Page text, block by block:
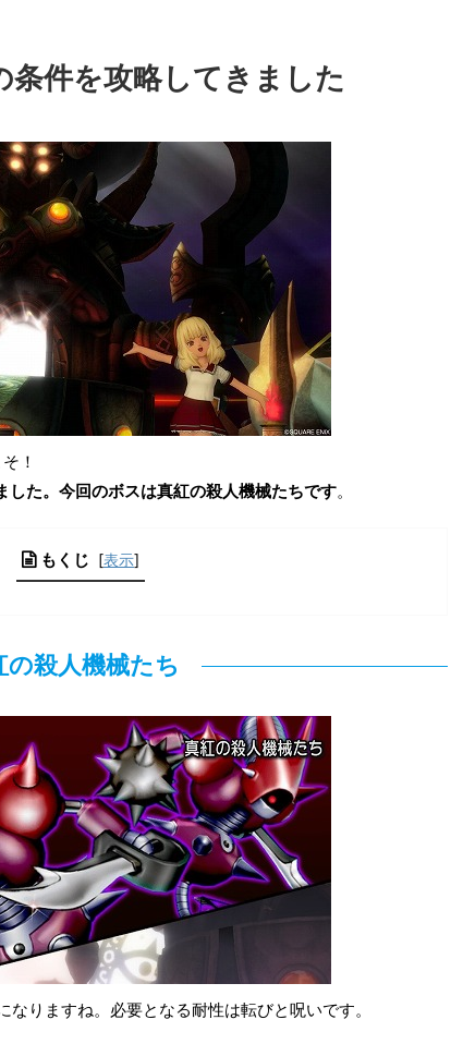
条件を攻略してきました
！
た。今回のボスは真紅の殺人機械たちです。
もくじ [表示]
の殺人機械たち
りますね。必要となる耐性は転びと呪いです。